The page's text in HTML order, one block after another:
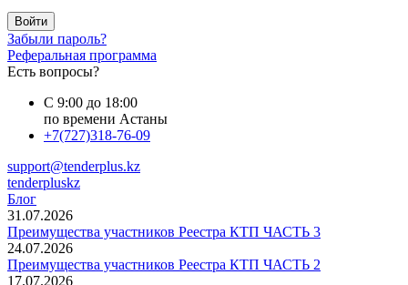
Войти
Забыли пароль?
Реферальная программа
Есть вопросы?
С 9:00 до 18:00
по времени Астаны
+7(727)318-76-09
support@tenderplus.kz
tenderpluskz
Блог
31.07.2026
Преимущества участников Реестра КТП ЧАСТЬ 3
24.07.2026
Преимущества участников Реестра КТП ЧАСТЬ 2
17.07.2026